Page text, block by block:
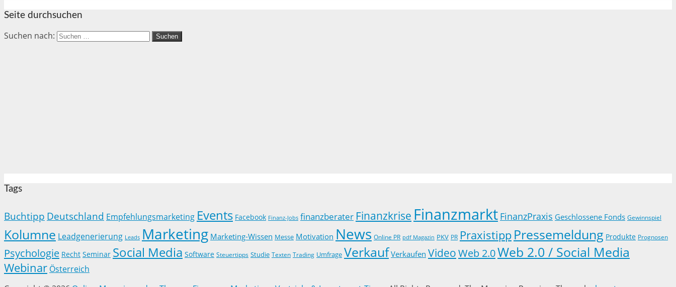
Seite durchsuchen
Suchen nach:
Tags
Buchtipp Deutschland Empfehlungsmarketing Events Facebook Finanz-Jobs finanzberater Finanzkrise Finanzmarkt FinanzPraxis Geschlossene Fonds Gewinnspiel
Kolumne Leadgenerierung Leads Marketing Marketing-Wissen Messe Motivation News Online PR pdf Magazin PKV PR PraxistippPressemeldung Produkte Prognosen
Psychologie Recht Seminar Social Media Software Steuertipps Studie Texten Trading Umfrage Verkauf Verkaufen VideoWeb 2.0Web 2.0 / Social Media
Webinar Österreich